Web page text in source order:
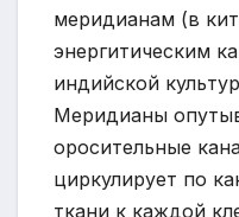
меридианам (в
энергитическим
индийской
Меридианы
оросительные
циркулирует по
ткани к каждой